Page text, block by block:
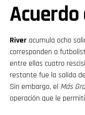
Acuerdo
River acumula ocho
corresponden a
entre ellas cuatro
restante fue la salida
Sin embargo, el Más
operación que le